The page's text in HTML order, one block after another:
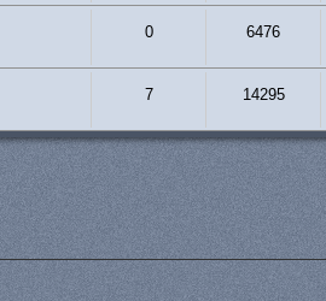
0 6476
7 14295